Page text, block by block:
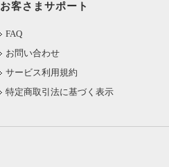
お客さまサポート
FAQ
お問い合わせ
サービス利用規約
特定商取引法に基づく表示